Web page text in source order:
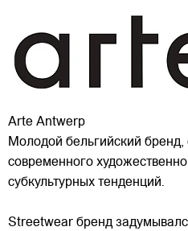
Arte Antwerp
Молодой бельгийский
современного
субкультурных тенденций.
Streetwear бренд